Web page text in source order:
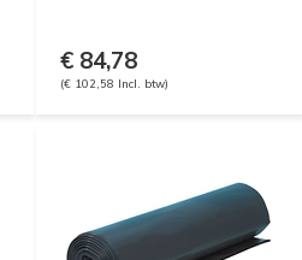
€ 84,78
(€ 102,58 Incl. btw)